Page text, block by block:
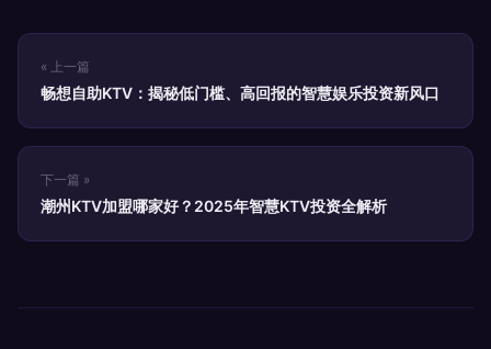
« 上一篇
畅想自助KTV：揭秘低门槛、高回报的智慧娱乐投资新风口
下一篇 »
潮州KTV加盟哪家好？2025年智慧KTV投资全解析